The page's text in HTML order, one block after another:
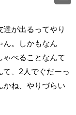
達が出るってやり
ん。しかもなん
べることなんて
て、2人でぐだーっ
かね、やりづらい